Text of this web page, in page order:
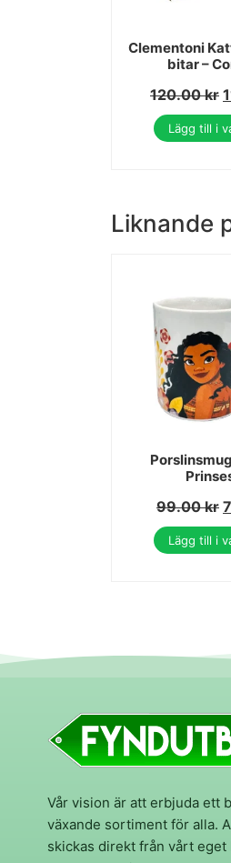
Clementoni
bitar –
120.00kr
Lägg till i
Liknande
99.00kr
Lägg till i
Vår vision är att erbjuda ett
växande sortiment för alla.
skickas direkt från vårt